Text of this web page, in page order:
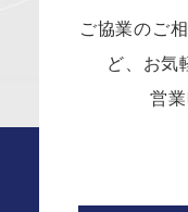
ご協業のご
ど、お気
営